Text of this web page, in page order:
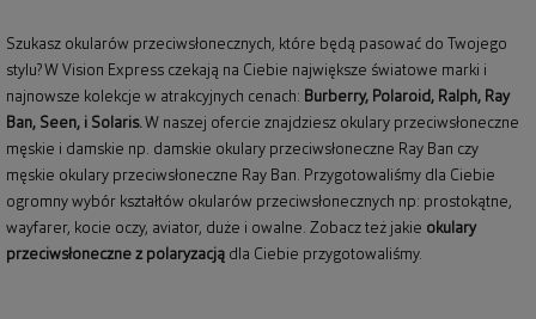
Szukasz okularów przeciwsłonecznych, które będą pasować do Twojego
stylu? W Vision Express czekają na Ciebie największe światowe marki i
najnowsze kolekcje w atrakcyjnych cenach: Burberry, Polaroid , Ralph, Ray
Ban, Seen, i Solaris.W naszej ofercie znajdziesz okulary przeciwsłoneczne
męskie i damskie np. damskie okulary przeciwsłoneczne Ray Ban czy
męskie okulary przeciwsłoneczne Ray Ban. Przygotowaliśmy dla Ciebie
ogromny wybór kształtów okularów przeciwsłonecznych np: prostokątne,
wayfarer, kocie oczy, aviator, duże i owalne. Zobacz też jakie okulary
przeciwsłoneczne z polaryzacją dla Ciebie przygotowaliśmy.